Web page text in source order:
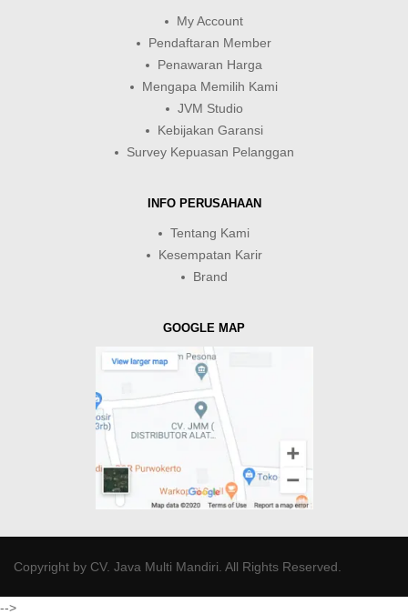
My Account
Pendaftaran Member
Penawaran Harga
Mengapa Memilih Kami
JVM Studio
Kebijakan Garansi
Survey Kepuasan Pelanggan
INFO PERUSAHAAN
Tentang Kami
Kesempatan Karir
Brand
GOOGLE MAP
Copyright by CV. Java Multi Mandiri. All Rights Reserved.
-->